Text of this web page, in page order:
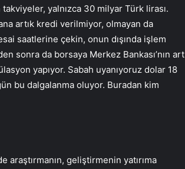
takviyeler, yalnızca 30 milyar Türk lirası.
artık kredi verilmiyor, olmayan da
saatlerine çekin, onun dışında işlem
sonra da borsaya Merkez Bankası’nın art
yapıyor. Sabah uyanıyoruz dolar 18
bu dalgalanma oluyor. Buradan kim
geliştirmenin yatırıma